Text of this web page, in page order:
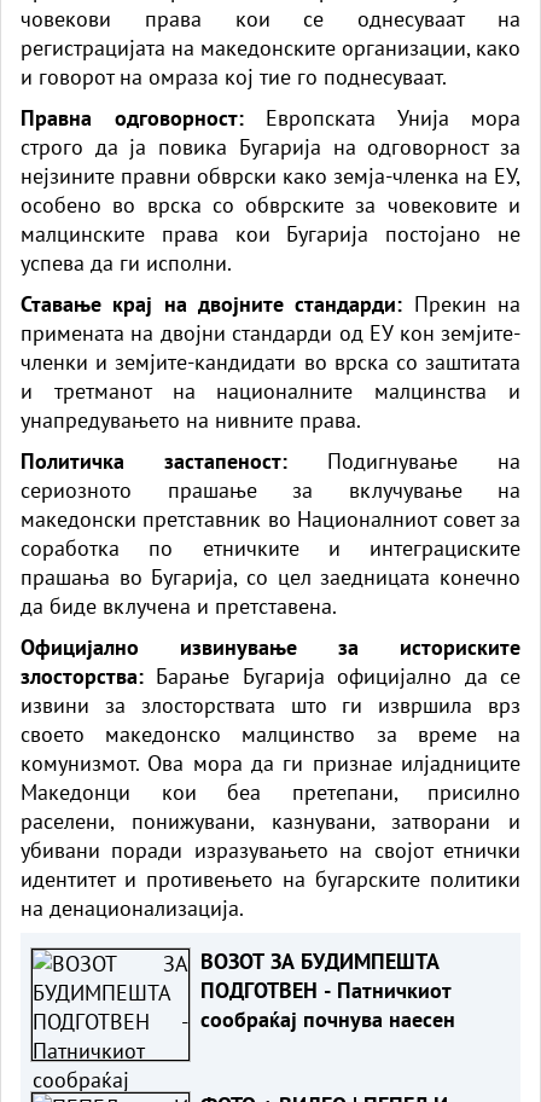
човекови права кои се однесуваат на
регистрацијата на македонските организации, како
и говорот на омраза кој тие го поднесуваат.
Правна одговорност: Европската Унија мора
строго да ја повика Бугарија на одговорност за
нејзините правни обврски како земја-членка на ЕУ,
особено во врска со обврските за човековите и
малцинските права кои Бугарија постојано не
успева да ги исполни.
Ставање крај на двојните стандарди: Прекин на
примената на двојни стандарди од ЕУ кон земјите-
членки и земјите-кандидати во врска со заштитата
и третманот на националните малцинства и
унапредувањето на нивните права.
Политичка застапеност: Подигнување на
сериозното прашање за вклучување на
македонски претставник во Националниот совет за
соработка по етничките и интеграциските
прашања во Бугарија, со цел заедницата конечно
да биде вклучена и претставена.
Официјално извинување за историските
злосторства: Барање Бугарија официјално да се
извини за злосторствата што ги извршила врз
своето македонско малцинство за време на
комунизмот. Ова мора да ги признае илјадниците
Македонци кои беа претепани, присилно
раселени, понижувани, казнувани, затворани и
убивани поради изразувањето на својот етнички
идентитет и противењето на бугарските политики
на денационализација.
ВОЗОТ ЗА БУДИМПЕШТА
ПОДГОТВЕН - Патничкиот
сообраќај почнува наесен